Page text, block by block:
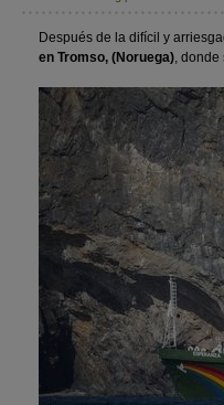
Después de la difícil y
en Tromso, (Noruega), donde